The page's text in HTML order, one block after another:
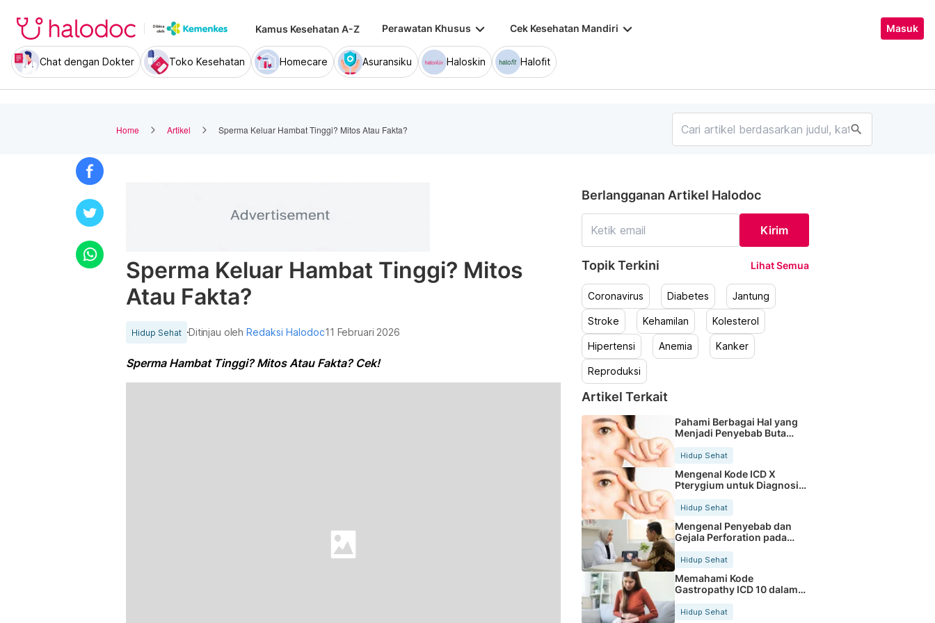
Kamus Kesehatan A-Z Perawatan Khusus keyboard_arrow_down Cek Kesehatan Mandiri keyboard_arrow_down Masuk
Chat dengan Dokter Toko Kesehatan Homecare Asuransiku Haloskin Halofit
Home Artikel Sperma Keluar Hambat Tinggi? Mitos Atau Fakta? search
Sperma Keluar Hambat Tinggi? Mitos
Atau Fakta?
Hidup Sehat Ditinjau olehRedaksi Halodoc11 Februari 2026
Sperma Hambat Tinggi? Mitos Atau Fakta? Cek!
Berlangganan Artikel Halodoc
Kirim
Topik Terkini Lihat Semua
Coronavirus Diabetes Jantung
Stroke Kehamilan Kolesterol
Hipertensi Anemia Kanker
Reproduksi
Artikel Terkait
Pahami Berbagai Hal yang
Menjadi Penyebab Buta
Hidup Sehat
Mengenal Kode ICD X
Pterygium untuk Diagnosis
Hidup Sehat
Mengenal Penyebab dan
Gejala Perforation pada
Tubuh
Hidup Sehat
Memahami Kode
Gastropathy ICD 10 dalam
Rekam Medis Pasien
Hidup Sehat